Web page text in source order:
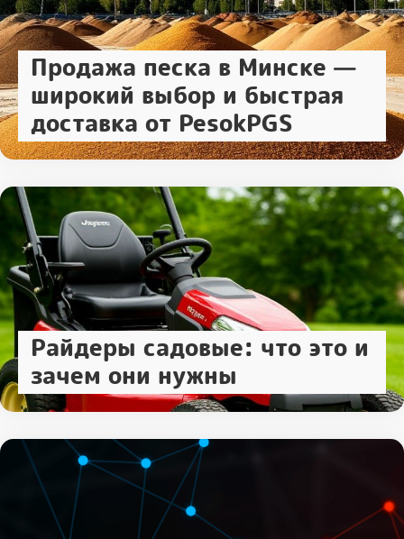
Продажа песка в Минске —
широкий выбор и быстрая
доставка от PesokPGS
Райдеры садовые: что это и
зачем они нужны